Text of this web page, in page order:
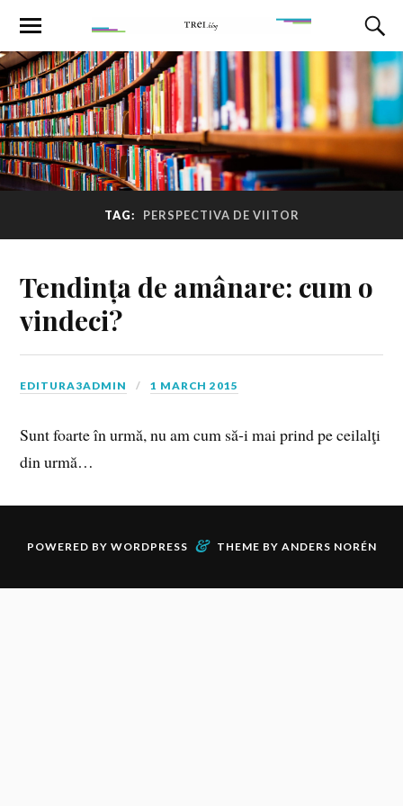
TAG: PERSPECTIVA DE VIITOR
Tendința de amânare: cum o
vindeci?
EDITURA3ADMIN 1 MARCH 2015
Sunt foarte în urmă, nu am cum să‑i mai prind pe ceilalţi
din urmă…
POWERED BY WORDPRESS & THEME BY ANDERS NORÉN